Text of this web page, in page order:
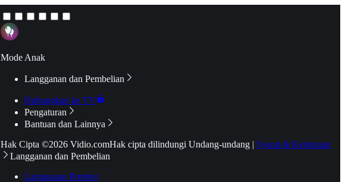
Mode Anak
Langganan dan Pembelian
Hubungkan ke TV
Pengaturan
Bantuan dan Lainnya
Hak Cipta ©2026 Vidio.comHak cipta dilindungi Undang-undang | Syarat & Ketentuan
Langganan dan Pembelian
Langganan Premier